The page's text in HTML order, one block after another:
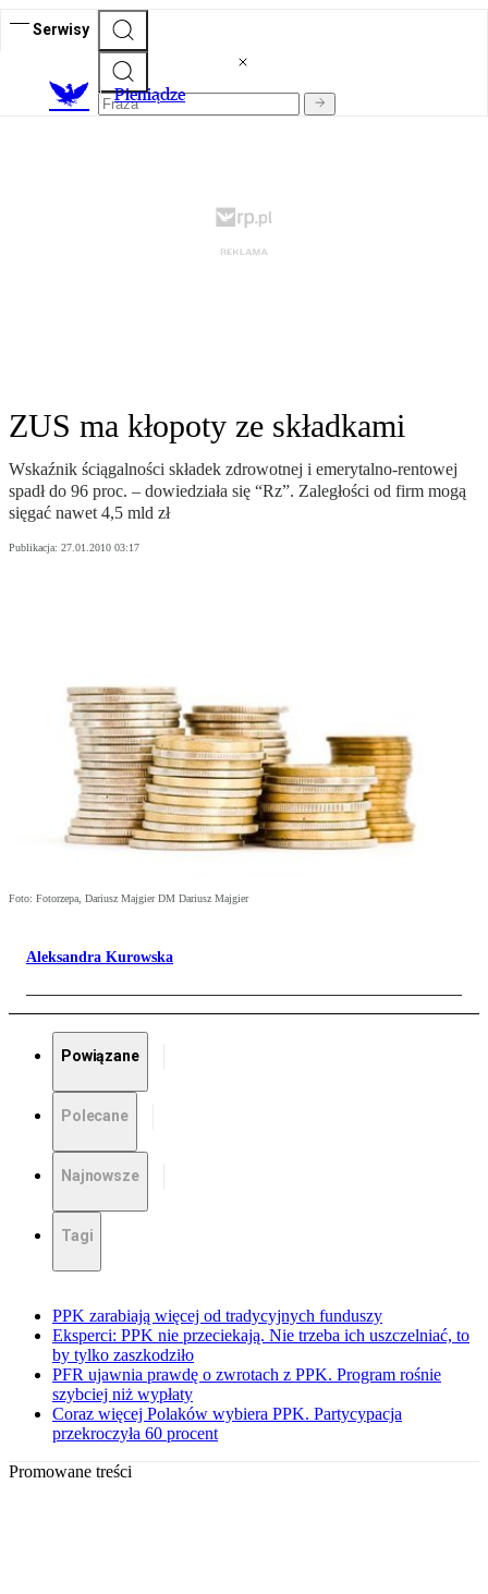
Serwisy
Pieniądze
ZUS ma kłopoty ze składkami
Wskaźnik ściągalności składek zdrowotnej i emerytalno-rentowej
spadł do 96 proc. – dowiedziała się “Rz”. Zaległości od firm mogą
sięgać nawet 4,5 mld zł
Publikacja: 27.01.2010 03:17
Foto: Fotorzepa, Dariusz Majgier DM Dariusz Majgier
Aleksandra Kurowska
Powiązane
Polecane
Najnowsze
Tagi
PPK zarabiają więcej od tradycyjnych funduszy
Eksperci: PPK nie przeciekają. Nie trzeba ich uszczelniać, to
by tylko zaszkodziło
PFR ujawnia prawdę o zwrotach z PPK. Program rośnie
szybciej niż wypłaty
Coraz więcej Polaków wybiera PPK. Partycypacja
przekroczyła 60 procent
Promowane treści